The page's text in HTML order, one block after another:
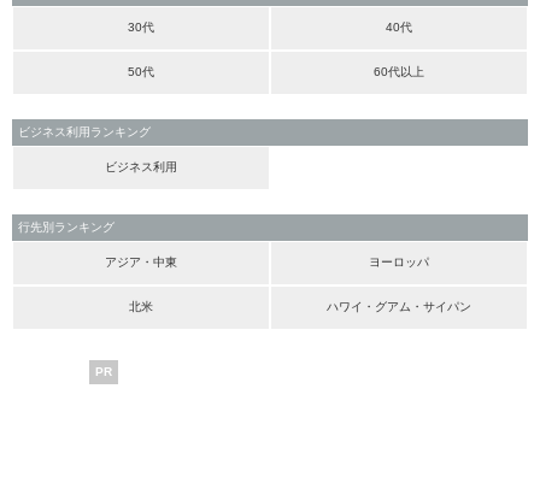
30代 40代
50代 60代以上
ビジネス利用ランキング
ビジネス利用
行先別ランキング
アジア・中東 ヨーロッパ
北米 ハワイ・グアム・サイパン
PR